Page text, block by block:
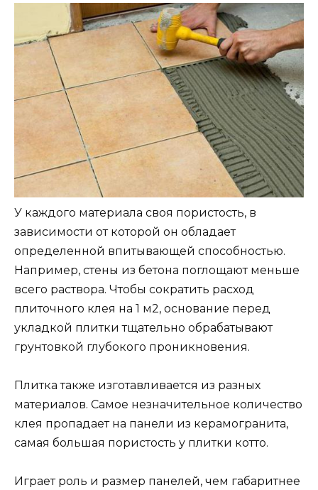
У каждого материала своя пористость, в
зависимости от которой он обладает
определенной впитывающей способностью.
Например, стены из бетона поглощают меньше
всего раствора. Чтобы сократить расход
плиточного клея на 1 м2, основание перед
укладкой плитки тщательно обрабатывают
грунтовкой глубокого проникновения.
Плитка также изготавливается из разных
материалов. Самое незначительное количество
клея пропадает на панели из керамогранита,
самая большая пористость у плитки котто.
Играет роль и размер панелей, чем габаритнее